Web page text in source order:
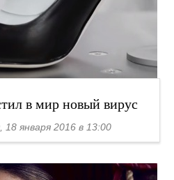
в мир новый вирус
18 января 2016 в 13:00